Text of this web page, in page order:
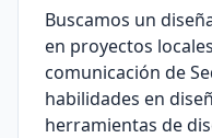
Buscamos un
en proyectos
comunicación de
habilidades en
herramientas de